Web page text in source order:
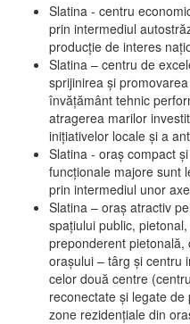
Slatina - centru
prin intermediul
producţie de interes
Slatina – centru de
sprijinirea şi
învăţământ tehnic
atragerea marilor
iniţiativelor locale şi a
Slatina - oraş compact
funcţionale majore sunt
prin intermediul unor
Slatina – oraş atractiv
spaţiului public,
preponderent pietonală,
oraşului – târg şi centru
celor două centre
reconectate şi legate
zone rezidenţiale din